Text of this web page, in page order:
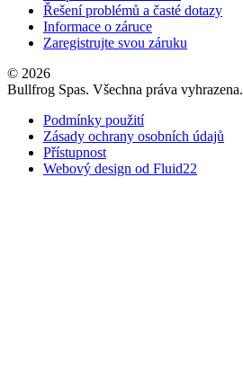
Řešení problémů a časté dotazy
Informace o záruce
Zaregistrujte svou záruku
© 2026
Bullfrog Spas. Všechna práva vyhrazena.
Podmínky použití
Zásady ochrany osobních údajů
Přístupnost
Webový design od Fluid22